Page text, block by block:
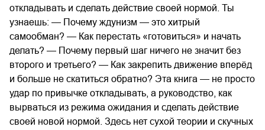
откладывать и сделать действие своей нормой. Ты
узнаешь: — Почему ждунизм — это хитрый
самообман? — Как перестать «готовиться» и начать
делать? — Почему первый шаг ничего не значит без
второго и третьего? — Как закрепить движение вперёд
и больше не скатиться обратно? Эта книга — не просто
удар по привычке откладывать, а руководство, как
вырваться из режима ожидания и сделать действие
своей новой нормой. Здесь нет сухой теории и скучных